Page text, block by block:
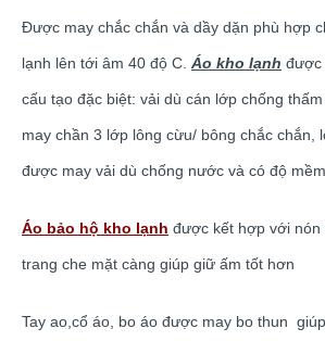
Được may chắc chắn và dầy dặn phù hợp
lạnh lên tới âm 40 độ C. Áo kho lạnh được
cấu tạo đặc biệt: vải dù cán lớp chống
may chần 3 lớp lông cừu/ bông chắc chắn,
được may vải dù chống nước và có độ
Áo bảo hộ kho lạnh được kết hợp với nón
trang che mặt càng giúp giữ ấm tốt hơn
Tay ao,cổ áo, bo áo được may bo thun